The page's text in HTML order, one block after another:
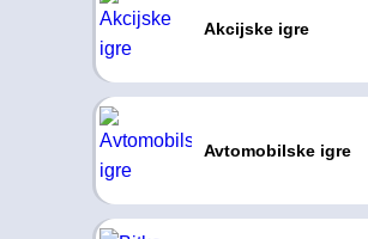
Akcijske igre
Avtomobilske igre